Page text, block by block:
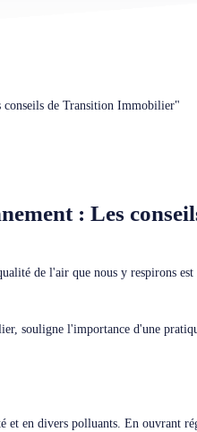
conseils de Transition Immobilier"
: Les
de l'air que nous y respirons
souligne l'importance d'une
en divers polluants. En ouvrant